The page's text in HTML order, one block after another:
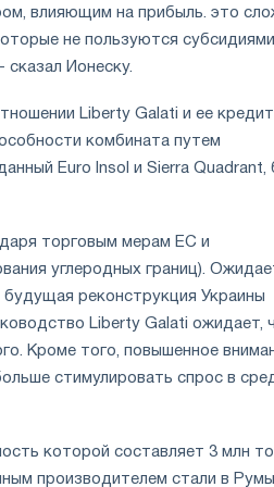
влияющим на прибыль. это
не пользуются
Ионеску.
Liberty Galati и ее
комбината путем
Euro Insol и Sierra Quadrant,
торговым мерам ЕС и
углеродных границ).
реконструкция Украины
Liberty Galati ожидает,
Кроме того, повышенное
стимулировать спрос в
которой составляет 3 млн
производителем стали в